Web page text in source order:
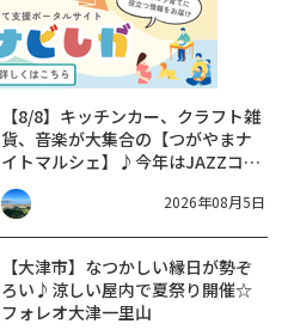
【8/8】キッチンカー、クラフト雑
貨、音楽が大集合の【つがやまナ
イトマルシェ】♪今年はJAZZコン
サートも同時開催☆
2026年08月5日
【大津市】なつかしい縁日が勢ぞ
ろい♪涼しい屋内で夏祭り開催☆
フォレオ大津一里山